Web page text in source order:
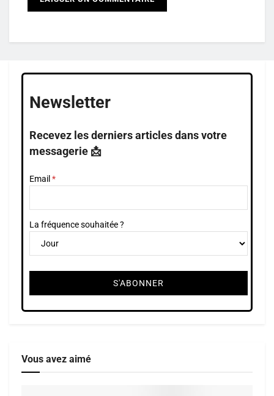
Newsletter
Recevez les derniers articles dans votre
messagerie 📩
Email
La fréquence souhaitée ?
Vous avez aimé